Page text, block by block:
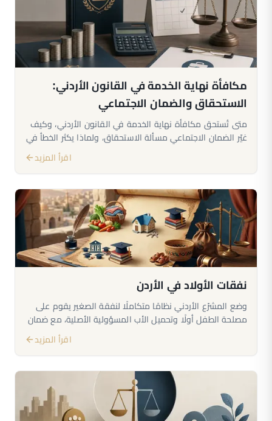
مكافأة نهاية الخدمة في القانون الأردني:
الاستحقاق والضمان الاجتماعي
متى تُستحق مكافأة نهاية الخدمة في القانون الأردني، وكيف
غيّر الضمان الاجتماعي مسألة الاستحقاق، ولماذا يكثر الخطأ في
الاحتساب، ومتى تسقط، ودور المحامي في التحقق من الحق.
اقرأ المزيد
نفقات الأولاد في الأردن
وضع المشرّع الأردني نظامًا متكاملًا لنفقة الصغير يقوم على
مصلحة الطفل أولًا وتحميل الأب المسؤولية الأصلية، مع ضمان
استمرارية النفقة وتحقيق التوازن بين حاجة الصغير وقدرة
اقرأ المزيد